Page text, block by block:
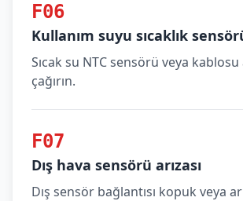
F06
Kullanım suyu sıcaklık
Sıcak su NTC sensörü veya kablosu
çağırın.
F07
Dış hava sensörü arızası
Dış sensör bağlantısı kopuk veya